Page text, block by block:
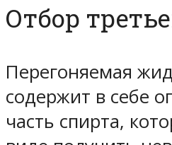
Отбор
Перегоняемая
содержит в себе
часть спирта,